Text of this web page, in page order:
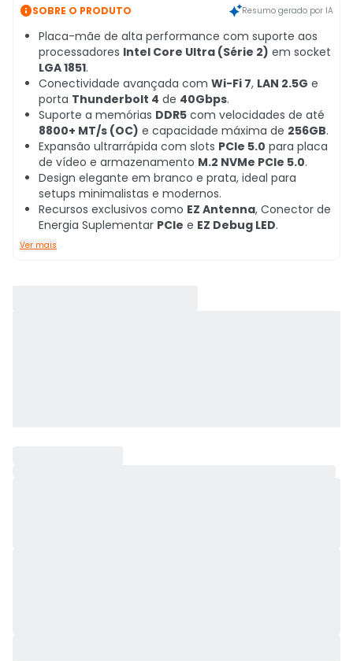
SOBRE O PRODUTO Resumo gerado por IA
Placa-mãe de alta performance com suporte aos
processadores Intel Core Ultra (Série 2) em socket
LGA 1851.
Conectividade avançada com Wi-Fi 7, LAN 2.5G e
porta Thunderbolt 4 de 40Gbps.
Suporte a memórias DDR5 com velocidades de até
8800+ MT/s (OC) e capacidade máxima de 256GB.
Expansão ultrarrápida com slots PCIe 5.0 para placa
de vídeo e armazenamento M.2 NVMe PCIe 5.0.
Design elegante em branco e prata, ideal para
setups minimalistas e modernos.
Recursos exclusivos como EZ Antenna, Conector de
Energia Suplementar PCIe e EZ Debug LED.
Ver mais